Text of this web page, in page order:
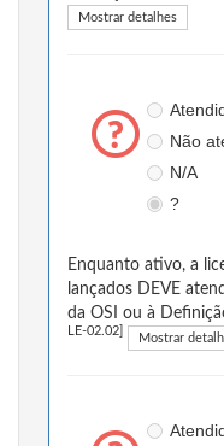
Mostrar detalhes
Não
N/A
?
Enquanto ativo, a
lançados DEVE
da OSI ou à
LE-02.02] Mostrar